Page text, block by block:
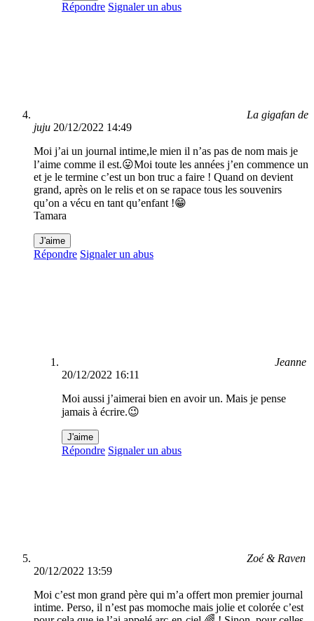
Répondre Signaler un abus
La gigafan de
juju 20/12/2022 14:49
Moi j’ai un journal intime,le mien il n’as pas de nom mais je
l’aime comme il est.😛Moi toute les années j’en commence un
et je le termine c’est un bon truc a faire ! Quand on devient
grand, après on le relis et on se rapace tous les souvenirs
qu’on a vécu en tant qu’enfant !😁
Tamara
J'aime
Répondre Signaler un abus
Jeanne
20/12/2022 16:11
Moi aussi j’aimerai bien en avoir un. Mais je pense
jamais à écrire.😉
J'aime
Répondre Signaler un abus
Zoé & Raven
20/12/2022 13:59
Moi c’est mon grand père qui m’a offert mon premier journal
intime. Perso, il n’est pas momoche mais jolie et colorée c’est